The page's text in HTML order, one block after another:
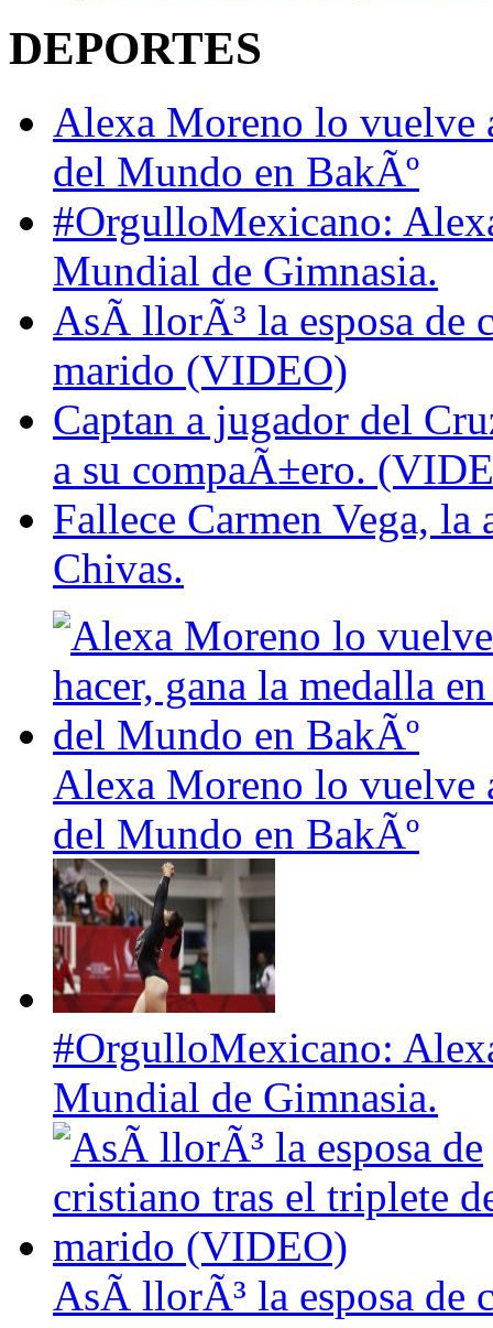
DEPORTES
Alexa Moreno lo vuelve
del Mundo en BakÃº
#OrgulloMexicano:
Mundial de Gimnasia.
AsÃ­ llorÃ³ la esposa de
marido (VIDEO)
Captan a jugador del
a su compaÃ±ero.
Fallece Carmen Vega,
Chivas.
Alexa Moreno lo vuelve
del Mundo en BakÃº
#OrgulloMexicano:
Mundial de Gimnasia.
AsÃ­ llorÃ³ la esposa de